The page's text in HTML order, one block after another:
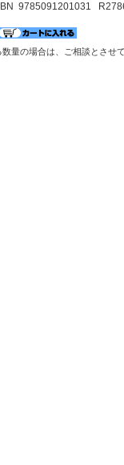
9785091201031
量の場合は、ご相談とさせ